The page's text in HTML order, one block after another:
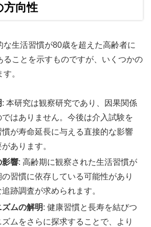
方向性
な生活習慣が80歳を超えた高齢者に
ることを示すものですが、いくつかの
。
: 本研究は観察研究であり、因果関係
はありません。今後は介入試験を
が寿命延長に与える直接的な影響
あります。
影響: 高齢期に観察された生活習慣が
習慣に依存している可能性があり
跡調査が求められます。
ムの解明: 健康習慣と長寿を結びつ
ムをさらに探求することで、より